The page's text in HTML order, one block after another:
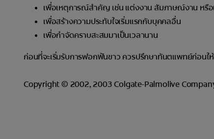
เพื่อเหตุการณ์สำคัญ เช่น แต่งงาน สัมภาษณ์งาน หรือ
เพื่อสร้างความประทับใจเริ่มแรกกับบุคคลอื่น
เพื่อกำจัดคราบสะสมมาเป็นเวลานาน
ก่อนที่จะเริ่มรับการฟอกฟันขาว ควรปรึกษาทันตแพทย์ก่อน
Copyright © 2002, 2003 Colgate-Palmolive